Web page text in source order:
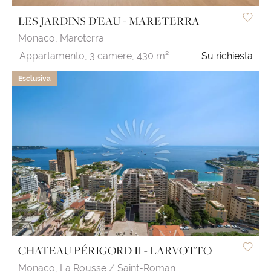
LES JARDINS D'EAU - MARETERRA
Monaco, Mareterra
Appartamento, 3 camere, 430 m² Su richiesta
Esclusiva
CHATEAU PÉRIGORD II - LARVOTTO
Monaco, La Rousse / Saint-Roman